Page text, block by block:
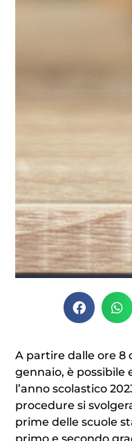
A partire dalle ore 8
gennaio, è possibile
l’anno scolastico
procedure si
prime delle scuole
primo e secondo